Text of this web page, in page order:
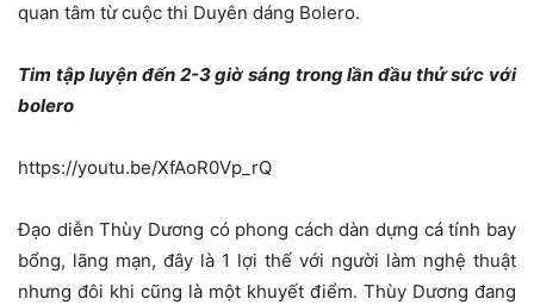
quan tâm từ cuộc thi Duyên dáng Bolero.
Tim tập luyện đến 2-3 giờ sáng trong lần đầu thử sức với
bolero
https://youtu.be/XfAoR0Vp_rQ
Đạo diễn Thùy Dương có phong cách dàn dựng cá tính bay
bổng, lãng mạn, đây là 1 lợi thế với người làm nghệ thuật
nhưng đôi khi cũng là một khuyết điểm. Thùy Dương đang